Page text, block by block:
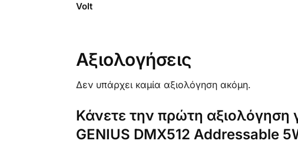
Volt
Αξιολογήσεις
Δεν υπάρχει καμία αξιολόγηση ακόμη.
Κάνετε την πρώτη αξιολόγηση
GENIUS DMX512 Addressable